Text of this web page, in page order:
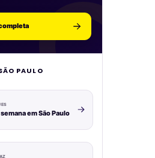
PAULO
em São Paulo